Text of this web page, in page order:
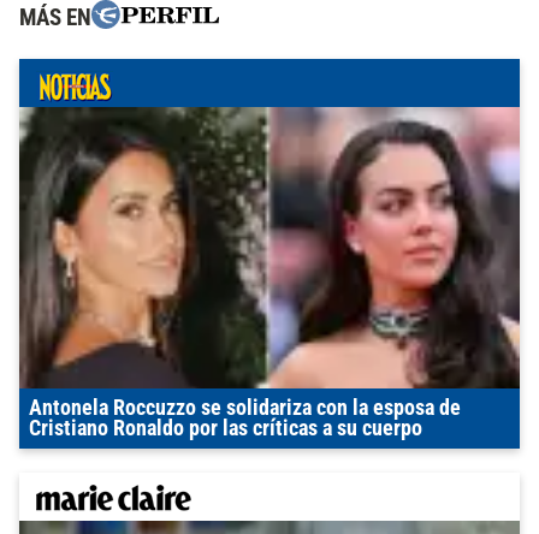
MÁS EN
Antonela Roccuzzo se solidariza con la esposa de
Cristiano Ronaldo por las críticas a su cuerpo